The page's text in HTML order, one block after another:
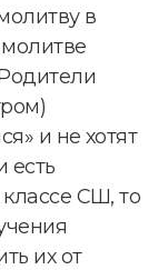
в
и не хотят
есть
СШ, то
их от